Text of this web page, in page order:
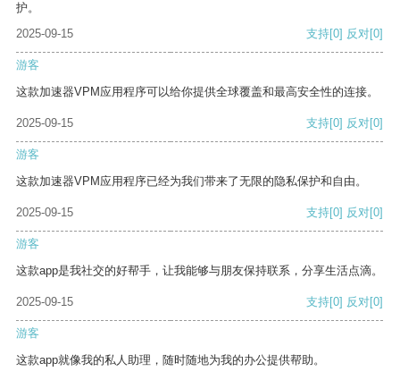
护。
2025-09-15
支持[0] 反对[0]
游客
这款加速器VPM应用程序可以给你提供全球覆盖和最高安全性的连接。
2025-09-15 支持[0] 反对[0]
游客
这款加速器VPM应用程序已经为我们带来了无限的隐私保护和自由。
2025-09-15 支持[0] 反对[0]
游客
这款app是我社交的好帮手，让我能够与朋友保持联系，分享生活点滴。
2025-09-15 支持[0] 反对[0]
游客
这款app就像我的私人助理，随时随地为我的办公提供帮助。